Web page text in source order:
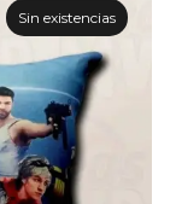
Sin existencias